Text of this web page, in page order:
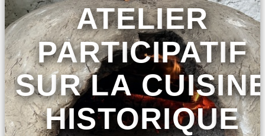
ATELIER
PARTICIPATIF
SUR LA
HISTORIQUE